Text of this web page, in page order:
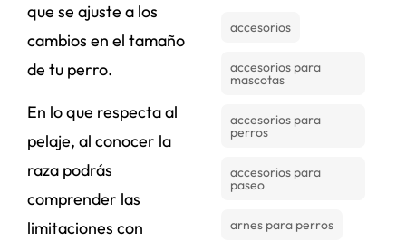
que se ajuste a los
cambios en el tamaño
de tu perro.
En lo que respecta al
pelaje, al conocer la
raza podrás
comprender las
limitaciones con
accesorios
accesorios para
mascotas
accesorios para
perros
accesorios para
paseo
arnes para perros